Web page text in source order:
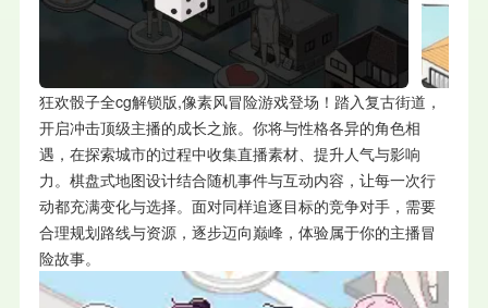
狂欢骰子全cg解锁版,像素风冒险游戏登场！踏入复古街道，
开启冲击顶级主播的成长之旅。你将与性格各异的角色相
遇，在探索城市的过程中收集直播素材、提升人气与影响
力。棋盘式地图设计结合随机事件与互动内容，让每一次行
动都充满变化与选择。面对同样追逐目标的竞争对手，需要
合理规划路线与资源，逐步迈向巅峰，体验属于你的主播冒
险故事。